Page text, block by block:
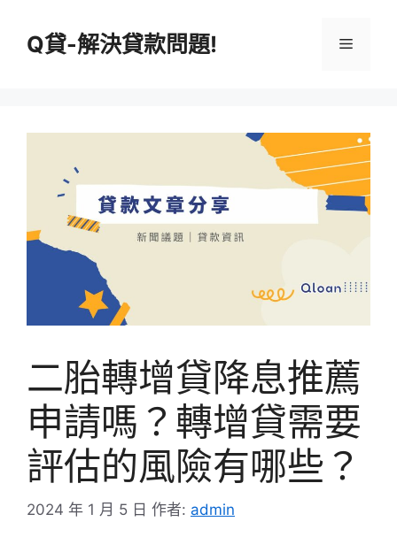
Q貸-解決貸款問題! 選
二胎轉增貸降息推薦
申請嗎？轉增貸需要
評估的風險有哪些？
2024 年 1 月 5 日 作者: admin